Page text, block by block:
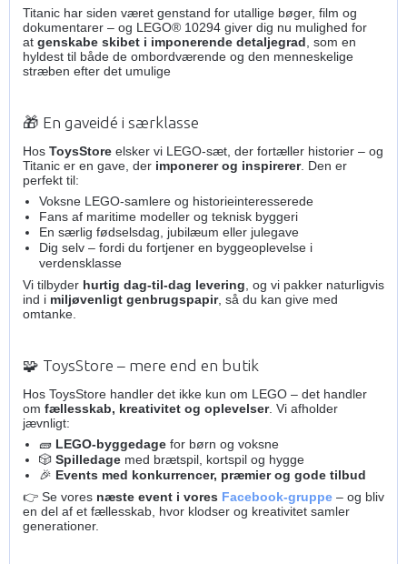
Titanic har siden været genstand for utallige bøger, film og
dokumentarer – og LEGO® 10294 giver dig nu mulighed for
at genskabe skibet i imponerende detaljegrad , som en
hyldest til både de ombordværende og den menneskelige
stræben efter det umulige
🎁 En gaveidé i særklasse
Hos ToysStore elsker vi LEGO-sæt, der fortæller historier – og
Titanic er en gave, der imponerer og inspirerer. Den er
perfekt til:
Voksne LEGO-samlere og historieinteresserede
Fans af maritime modeller og teknisk byggeri
En særlig fødselsdag, jubilæum eller julegave
Dig selv – fordi du fortjener en byggeoplevelse i
verdensklasse
Vi tilbyder hurtig dag-til-dag levering , og vi pakker naturligvis
ind i miljøvenligt genbrugspapir, så du kan give med
omtanke.
🧩 ToysStore – mere end en butik
Hos ToysStore handler det ikke kun om LEGO – det handler
om fællesskab, kreativitet og oplevelser. Vi afholder
jævnligt:
🧱 LEGO-byggedagefor børn og voksne
🎲 Spilledagemed brætspil, kortspil og hygge
🎉 Events med konkurrencer, præmier og gode tilbud
👉 Se vores næste event i vores Facebook-gruppe – og bliv
en del af et fællesskab, hvor klodser og kreativitet samler
generationer.